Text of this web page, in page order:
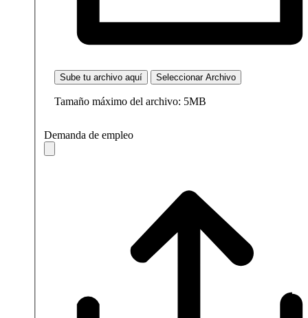
Sube tu archivo aquí Seleccionar Archivo
Tamaño máximo del archivo: 5MB
Demanda de empleo